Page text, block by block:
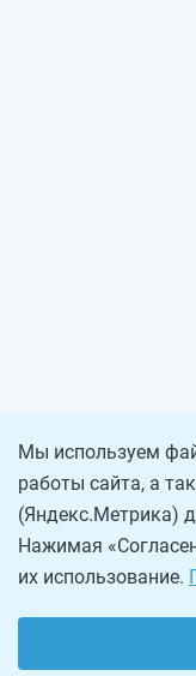
Мы используем
работы сайта, а
(Яндекс.Метрика)
Нажимая
их использование.